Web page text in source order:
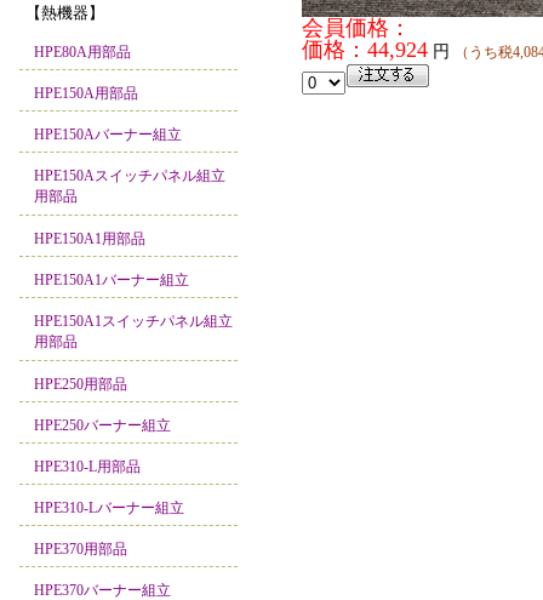
【熱機器】
HPE80A用部品
HPE150A用部品
HPE150Aバーナー組立
HPE150Aスイッチパネル組立
用部品
HPE150A1用部品
HPE150A1バーナー組立
HPE150A1スイッチパネル組立
用部品
HPE250用部品
HPE250バーナー組立
HPE310-L用部品
HPE310-Lバーナー組立
HPE370用部品
HPE370バーナー組立
会員価格：
価格：44,924 円 （うち税